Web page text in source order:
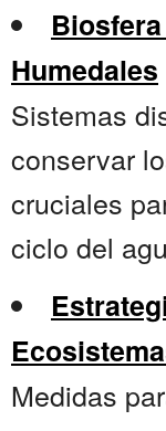
Humedales
Sistemas
conservar
cruciales
ciclo del
Medidas